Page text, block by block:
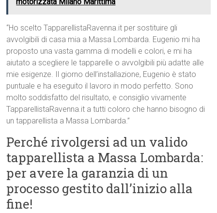
“Ho scelto TapparellistaRavenna.it per sostituire gli
avvolgibili di casa mia a Massa Lombarda. Eugenio mi ha
proposto una vasta gamma di modelli e colori, e mi ha
aiutato a scegliere le tapparelle o avvolgibili più adatte alle
mie esigenze. Il giorno dell’installazione, Eugenio è stato
puntuale e ha eseguito il lavoro in modo perfetto. Sono
molto soddisfatto del risultato, e consiglio vivamente
TapparellistaRavenna.it a tutti coloro che hanno bisogno di
un tapparellista a Massa Lombarda.”
Perché rivolgersi ad un valido
tapparellista a Massa Lombarda:
per avere la garanzia di un
processo gestito dall’inizio alla
fine!